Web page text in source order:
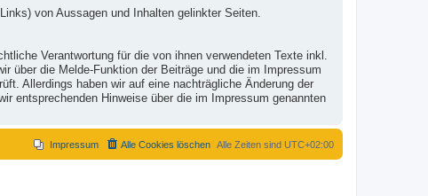
von Aussagen und Inhalten gelinkter Seiten.
Verantwortung für die von ihnen verwendeten Texte inkl.
über die Melde-Funktion der Beiträge und die im Impressum
Allerdings haben wir auf eine nachträgliche Änderung der
entsprechenden Hinweise über die im Impressum genannten
Alle Zeiten sind UTC+02:00
Alle Cookies löschen
Impressum